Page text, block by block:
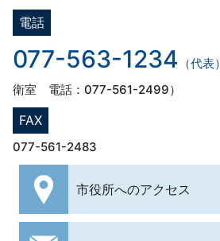
電話
077-563-1234 （代表）
衛室 電話：077-561-2499）
FAX
077-561-2483
市役所へのアクセス